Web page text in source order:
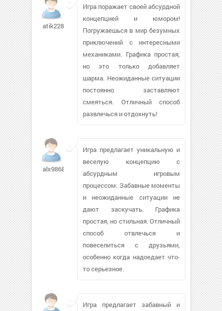
atik22819
Игра поражает своей абсурдной
концепцией и юмором!
Погружаешься в мир безумных
приключений с интересными
механиками. Графика простая,
но это только добавляет
шарма. Неожиданные ситуации
постоянно заставляют
смеяться. Отличный способ
развлечься и отдохнуть!
alx9868
Игра предлагает уникальную и
веселую концепцию с
абсурдным игровым
процессом. Забавные моменты
и неожиданные ситуации не
дают заскучать. Графика
простая, но стильная. Отличный
способ отвлечься и
повеселиться с друзьями,
особенно когда надоедает что-
то серьезное.
Игра предлагает забавный и